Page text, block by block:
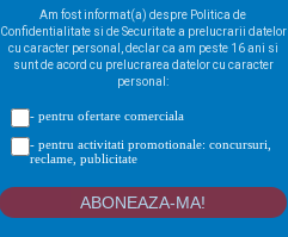
Am fost informat(a) despre Politica de
Confidentialitate si de Securitate a prelucrarii datelor
cu caracter personal, declar ca am peste 16 ani si
sunt de acord cu prelucrarea datelor cu caracter
personal:
- pentru ofertare comerciala
- pentru activitati promotionale: concursuri,
reclame, publicitate